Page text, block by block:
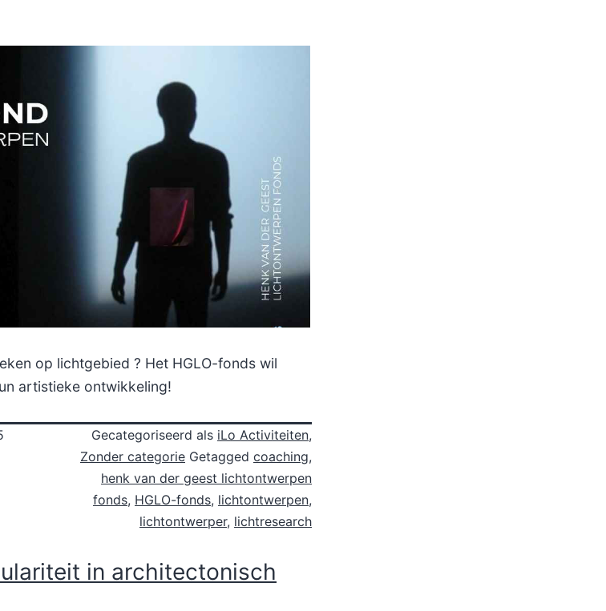
op lichtgebied ? Het HGLO-fonds wil
artistieke ontwikkeling!
Gecategoriseerd als iLo Activiteiten,
Zonder categorie Getagged coaching,
henk van der geest lichtontwerpen
fonds, HGLO-fonds, lichtontwerpen,
lichtontwerper, lichtresearch
in architectonisch